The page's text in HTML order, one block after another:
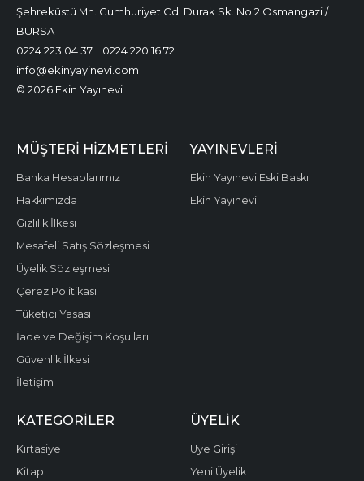
Şehreküstü Mh. Cumhuriyet Cd. Durak Sk. No:2 Osmangazi /
BURSA
0224 223 04 37
0224 220 16 72
info@ekinyayinevi.com
© 2026 Ekin Yayınevi
MÜŞTERI HIZMETLERI
Banka Hesaplarımız
Hakkımızda
Gizlilik İlkesi
Mesafeli Satış Sözleşmesi
Üyelik Sözleşmesi
Çerez Politikası
Tüketici Yasası
İade ve Değişim Koşulları
Güvenlik İlkesi
İletişim
YAYINEVLERI
Ekin Yayınevi Eski Baskı
Ekin Yayınevi
KATEGORILER
Kırtasiye
Kitap
ÜYELIK
Üye Girişi
Yeni Üyelik